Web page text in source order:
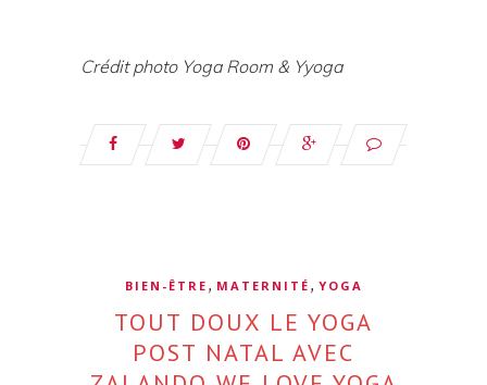
Crédit photo Yoga Room & Yyoga
BIEN-ÊTRE , MATERNITÉ , YOGA
TOUT DOUX LE YOGA
POST NATAL AVEC